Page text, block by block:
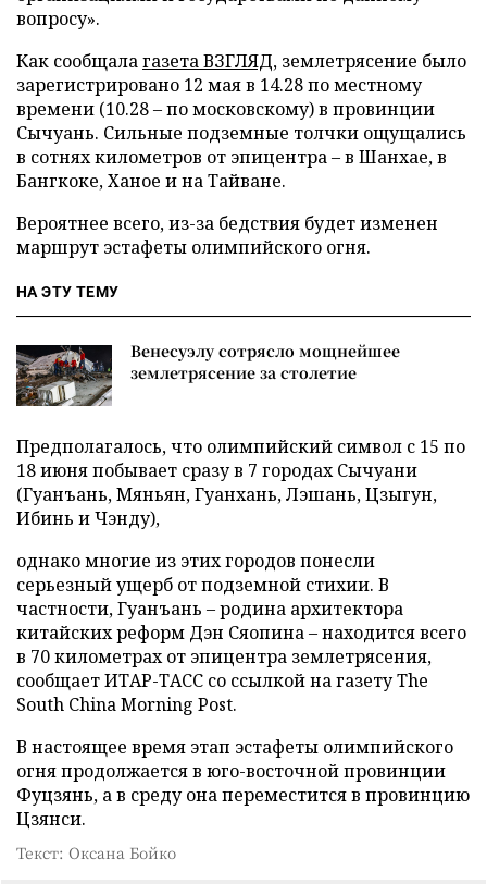
вопросу».
Как сообщалагазета ВЗГЛЯД, землетрясение было
зарегистрировано 12 мая в 14.28 по местному
времени (10.28 – по московскому) в провинции
Сычуань. Сильные подземные толчки ощущались
в сотнях километров от эпицентра – в Шанхае, в
Бангкоке, Ханое и на Тайване.
Вероятнее всего, из-за бедствия будет изменен
маршрут эстафеты олимпийского огня.
НА ЭТУ ТЕМУ
Венесуэлу сотрясло мощнейшее
землетрясение за столетие
Предполагалось, что олимпийский символ с 15 по
18 июня побывает сразу в 7 городах Сычуани
(Гуанъань, Мяньян, Гуанхань, Лэшань, Цзыгун,
Ибинь и Чэнду),
однако многие из этих городов понесли
серьезный ущерб от подземной стихии. В
частности, Гуанъань – родина архитектора
китайских реформ Дэн Сяопина – находится всего
в 70 километрах от эпицентра землетрясения,
сообщает ИТАР-ТАСС со ссылкой на газету The
South China Morning Post.
В настоящее время этап эстафеты олимпийского
огня продолжается в юго-восточной провинции
Фуцзянь, а в среду она переместится в провинцию
Цзянси.
Текст: Оксана Бойко